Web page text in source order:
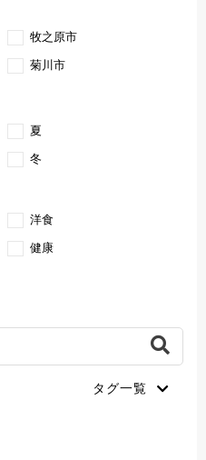
牧之原市
菊川市
夏
冬
洋食
健康